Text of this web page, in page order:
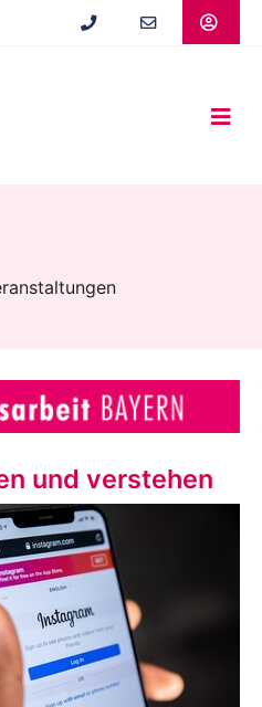
und verstehen